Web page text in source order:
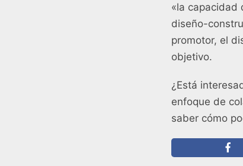
«la capacidad
diseño-
promotor, el
objetivo.
¿Está
enfoque de
saber cómo